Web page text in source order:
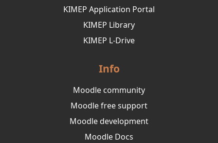
KIMEP Application Portal
KIMEP Library
KIMEP L-Drive
Info
Moodle community
Moodle free support
Moodle development
Moodle Docs